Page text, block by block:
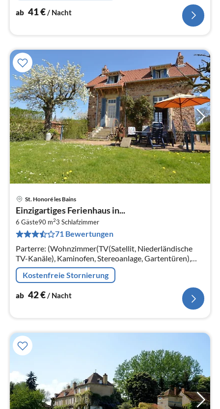
ab 41€/ Nacht
St. Honoré les Bains
Einzigartiges Ferienhaus in...
6 Gäste90 m23 Schlafzimmer
71 Bewertungen
Parterre: (Wohnzimmer(TV(Satellit, Niederländische
TV-Kanäle), Kaminofen, Stereoanlage, Gartentüren),
Küche(Kaffeemaschine, Backofen, Mikrowelle,
Spülmaschine), Toilette)
Kostenfreie Stornierung
ab 42€/ Nacht